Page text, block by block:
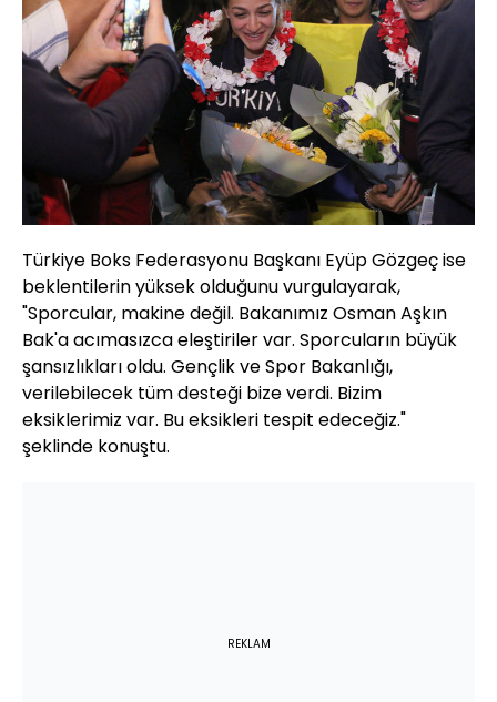
Türkiye Boks Federasyonu Başkanı Eyüp Gözgeç ise
beklentilerin yüksek olduğunu vurgulayarak,
"Sporcular, makine değil. Bakanımız Osman Aşkın
Bak'a acımasızca eleştiriler var. Sporcuların büyük
şansızlıkları oldu. Gençlik ve Spor Bakanlığı,
verilebilecek tüm desteği bize verdi. Bizim
eksiklerimiz var. Bu eksikleri tespit edeceğiz."
şeklinde konuştu.
REKLAM